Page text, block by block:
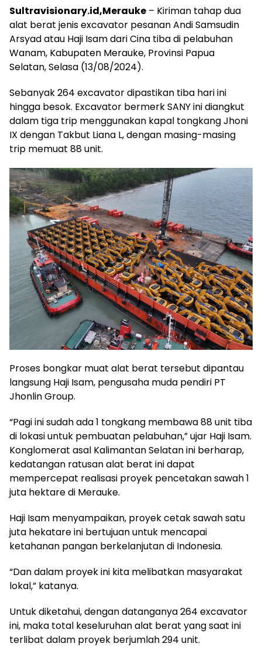
Sultravisionary.id,Merauke – Kiriman tahap dua
alat berat jenis excavator pesanan Andi Samsudin
Arsyad atau Haji Isam dari Cina tiba di pelabuhan
Wanam, Kabupaten Merauke, Provinsi Papua
Selatan, Selasa (13/08/2024).
Sebanyak 264 excavator dipastikan tiba hari ini
hingga besok. Excavator bermerk SANY ini diangkut
dalam tiga trip menggunakan kapal tongkang Jhoni
IX dengan Takbut Liana L, dengan masing-masing
trip memuat 88 unit.
Proses bongkar muat alat berat tersebut dipantau
langsung Haji Isam, pengusaha muda pendiri PT
Jhonlin Group.
“Pagi ini sudah ada 1 tongkang membawa 88 unit tiba
di lokasi untuk pembuatan pelabuhan,” ujar Haji Isam.
Konglomerat asal Kalimantan Selatan ini berharap,
kedatangan ratusan alat berat ini dapat
mempercepat realisasi proyek pencetakan sawah 1
juta hektare di Merauke.
Haji Isam menyampaikan, proyek cetak sawah satu
juta hekatare ini bertujuan untuk mencapai
ketahanan pangan berkelanjutan di Indonesia.
“Dan dalam proyek ini kita melibatkan masyarakat
lokal,” katanya.
Untuk diketahui, dengan datanganya 264 excavator
ini, maka total keseluruhan alat berat yang saat ini
terlibat dalam proyek berjumlah 294 unit.